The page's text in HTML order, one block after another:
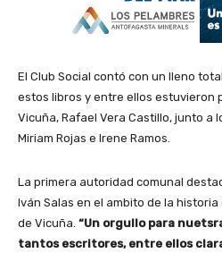
El Club Social contó con un lleno
estos libros y entre ellos estuvieron
Vicuña, Rafael Vera Castillo, junto a
Miriam Rojas e Irene Ramos.
La primera autoridad comunal
Iván Salas en el ambito de la
de Vicuña. “Un orgullo para
tantos escritores, entre ellos